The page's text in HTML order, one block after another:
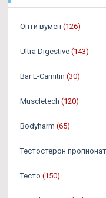
Опти вумен (126)
Ultra Digestive (143)
Bar L-Carnitin (30)
Muscletech (120)
Bodyharm (65)
Тестостерон пропионат
Тесто (150)